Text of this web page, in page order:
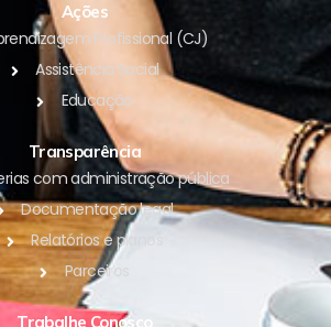
Ações
Profissional (CJ)
Assistência Social
Educação
Transparência
com administração pública
Documentação legal
Relatórios e planos
Parceiros
Trabalhe Conosco